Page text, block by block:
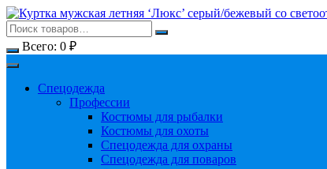
Перейти
к
содержимому
Всего: 0 ₽
Спецодежда
Профессии
Костюмы для рыбалки
Костюмы для охоты
Спецодежда для охраны
Спецодежда для поваров